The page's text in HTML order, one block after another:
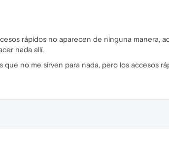
rápidos no aparecen de ninguna manera,
nada allí.
no me sirven para nada, pero los accesos